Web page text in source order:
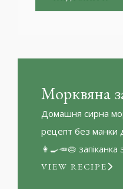
Морквяна
Домашня сирна
рецепт без манки
👩‍🍳🥕🥧
VIEW RECIPE